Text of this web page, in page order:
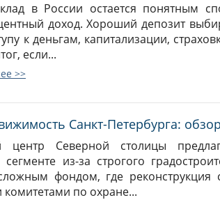
в России остается понятным
доход. Хороший депозит
к деньгам, капитализации,
если...
>>
Санкт-Петербурга:
центр Северной столицы
из-за строгого
фондом, где реконструкция
по охране...